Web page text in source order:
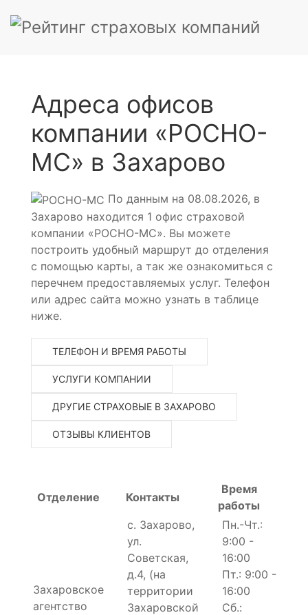
Адреса офисов
компании «РОСНО-
МС» в Захарово
По данным на 08.08.2026, в
Захарово находится 1 офис страховой
компании «РОСНО-МС». Вы можете
построить удобный маршрут до отделения
с помощью карты, а так же ознакомиться с
перечнем предоставляемых услуг. Телефон
или адрес сайта можно узнать в таблице
ниже.
ТЕЛЕФОН И ВРЕМЯ РАБОТЫ
УСЛУГИ КОМПАНИИ
ДРУГИЕ СТРАХОВЫЕ В ЗАХАРОВО
ОТЗЫВЫ КЛИЕНТОВ
Отделение Контакты
Время
работы
Захаровское
агентство
с. Захарово,
ул.
Советская,
д.4, (на
территории
Захаровской
Пн.-Чт.:
9:00 -
16:00
Пт.: 9:00 -
16:00
Сб.: